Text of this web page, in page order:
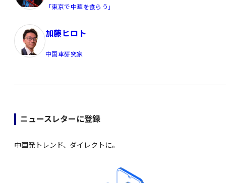
「東京で中華を食らう」
加藤ヒロト
中国車研究家
ニュースレターに登録
中国発トレンド、ダイレクトに。